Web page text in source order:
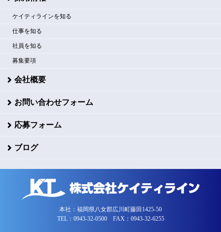
ケイティラインを知る
仕事を知る
社員を知る
募集要項
会社概要
お問い合わせフォーム
応募フォーム
ブログ
本社：福岡県八女郡広川町藤田1425-50
TEL：0943-32-0500 FAX：0943-32-6255